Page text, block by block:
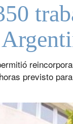
previsto